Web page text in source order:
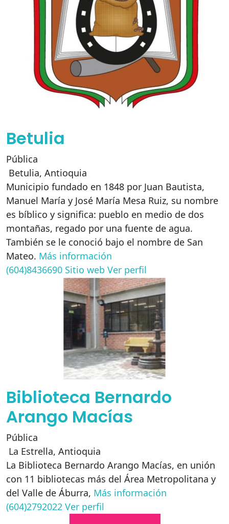
Betulia
Pública
Betulia, Antioquia
Municipio fundado en 1848 por Juan Bautista,
Manuel María y José María Mesa Ruiz, su nombre
es bíblico y significa: pueblo en medio de dos
montañas, regado por una fuente de agua.
También se le conoció bajo el nombre de San
Mateo. Más información
(604)8436690 Sitio web Ver perfil
Biblioteca Bernardo
Arango Macías
Pública
La Estrella, Antioquia
La Biblioteca Bernardo Arango Macías, en unión
con 11 bibliotecas más del Área Metropolitana y
del Valle de Áburra, Más información
(604)2792022 Ver perfil